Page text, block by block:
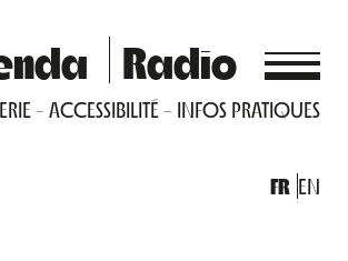
Radio
ACCESSIBILITÉ INFOS PRATIQUES
FR EN